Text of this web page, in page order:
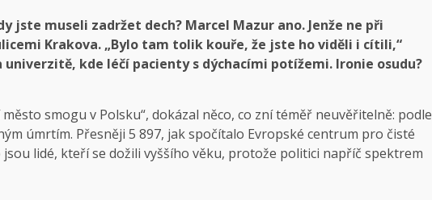
jste museli zadržet dech? Marcel Mazur ano. Jenže ne při
Krakova. „Bylo tam tolik kouře, že jste ho viděli i cítili,“
kde léčí pacienty s dýchacími potížemi. Ironie osudu?
smogu v Polsku“, dokázal něco, co zní téměř neuvěřitelně: podle
úmrtím. Přesněji 5 897, jak spočítalo Evropské centrum pro čisté
lidé, kteří se dožili vyššího věku, protože politici napříč spektrem